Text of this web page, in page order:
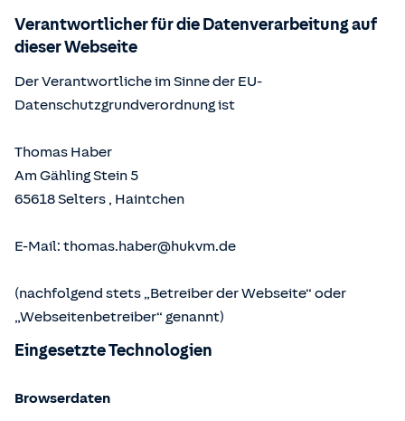
Verantwortlicher für die Datenverarbeitung auf
dieser Webseite
Der Verantwortliche im Sinne der EU-
Datenschutzgrundverordnung ist
Thomas Haber
Am Gähling Stein 5
65618Selters , Haintchen
E-Mail: thomas.haber@hukvm.de
(nachfolgend stets „Betreiber der Webseite“ oder
„Webseitenbetreiber“ genannt)
Eingesetzte Technologien
Browserdaten